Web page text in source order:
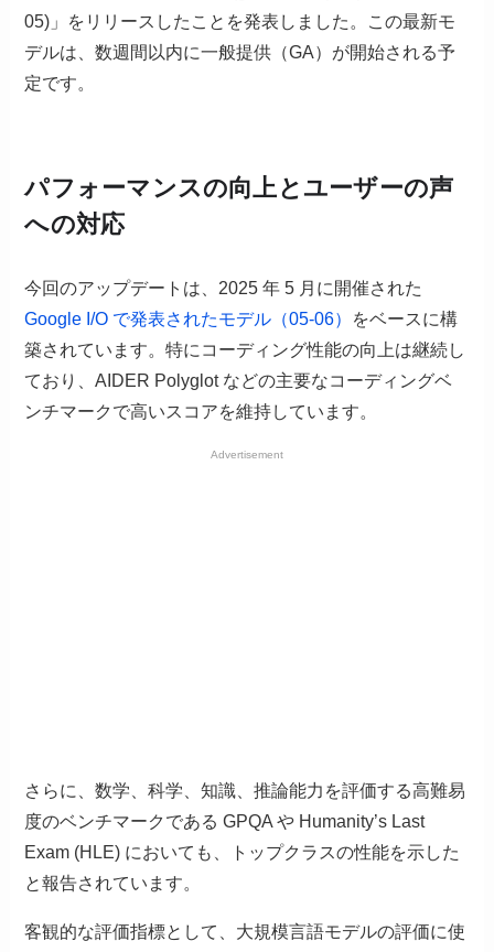
05)」をリリースしたことを発表しました。この最新モ
デルは、数週間以内に一般提供（GA）が開始される予
定です。
パフォーマンスの向上とユーザーの声
への対応
今回のアップデートは、2025 年 5 月に開催された
Google I/O で発表されたモデル（05-06） をベースに構
築されています。特にコーディング性能の向上は継続し
ており、AIDER Polyglot などの主要なコーディングベ
ンチマークで高いスコアを維持しています。
Advertisement
さらに、数学、科学、知識、推論能力を評価する高難易
度のベンチマークである GPQA や Humanity’s Last
Exam (HLE) においても、トップクラスの性能を示した
と報告されています。
客観的な評価指標として、大規模言語モデルの評価に使